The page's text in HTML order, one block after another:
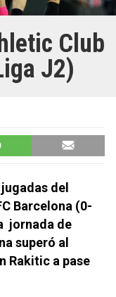
Club
J2)
del
Barcelona (0-
jornada de
superó al
Rakitic a pase